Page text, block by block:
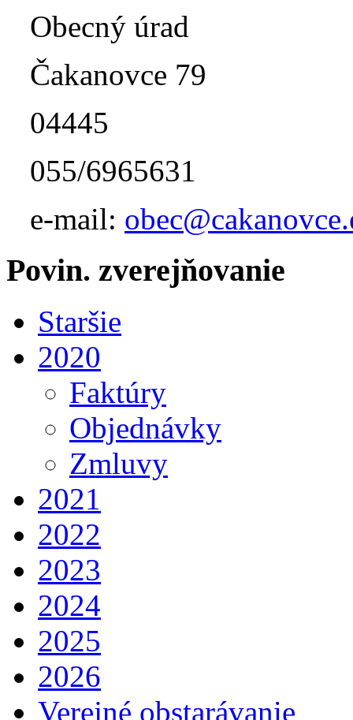
Obecný úrad
Čakanovce 79
04445
055/6965631
e-mail:
Povin. zverejňovanie
Staršie
2020
Faktúry
Objednávky
Zmluvy
2021
2022
2023
2024
2025
2026
Verejné obstarávanie